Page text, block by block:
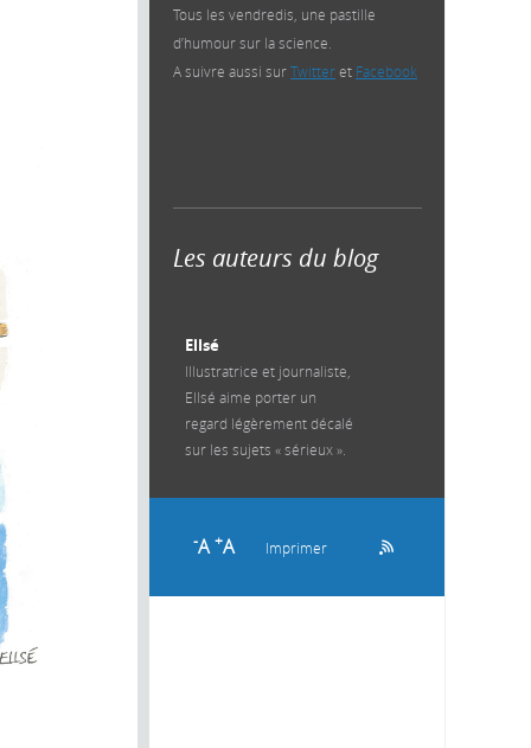
Tous les vendredis, une pastille
d’humour sur la science.
A suivre aussi surTwitteret Facebook
Les auteurs du blog
Ellsé
Illustratrice et journaliste,
Ellsé aime porter un
regard légèrement décalé
sur les sujets « sérieux ».
-A +A Imprimer